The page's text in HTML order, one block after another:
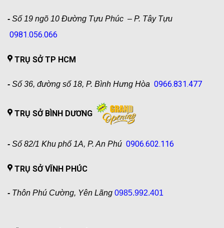
- Số 19 ngõ 10 Đường Tựu Phúc – P. Tây Tựu
0981.056.066
TRỤ SỞ TP HCM
- Số 36, đường số 18, P. Bình Hưng Hòa 0966.831.477
TRỤ SỞ BÌNH DƯƠNG
- Số 82/1 Khu phố 1A, P. An Phú 0906.602.116
TRỤ SỞ VĨNH PHÚC
- Thôn Phú Cường, Yên Lãng 0985.992.401